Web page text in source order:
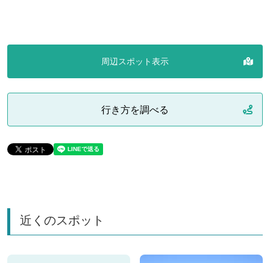
周辺スポット表示
行き方を調べる
近くのスポット